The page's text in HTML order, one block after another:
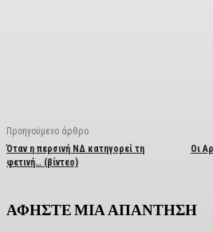
Προηγούμενο άρθρο
Όταν η περσινή ΝΔ κατηγορεί τη
φετινή… (βίντεο)
Οι
ΑΦΗΣΤΕ ΜΙΑ ΑΠΑΝΤΗΣΗ